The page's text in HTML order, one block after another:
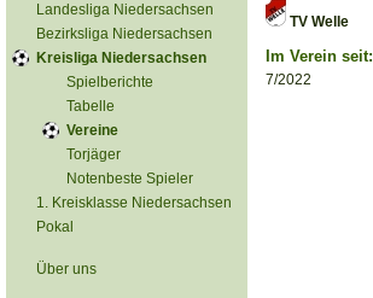
Landesliga Niedersachsen
Bezirksliga Niedersachsen
Kreisliga Niedersachsen
Spielberichte
Tabelle
Vereine
Torjäger
Notenbeste Spieler
1. Kreisklasse Niedersachsen
Pokal
Über uns
TV Welle
Im Verein seit:
7/2022